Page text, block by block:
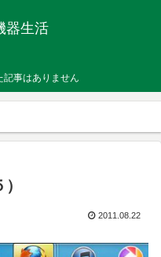
器生活
記事はありません
2011.08.22